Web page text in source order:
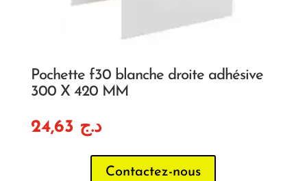
Pochette f30 blanche droite adhésive
300 X 420 MM
د.ج
Contactez-nous